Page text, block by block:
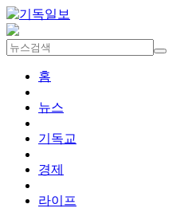
홈
뉴스
기독교
경제
라이프